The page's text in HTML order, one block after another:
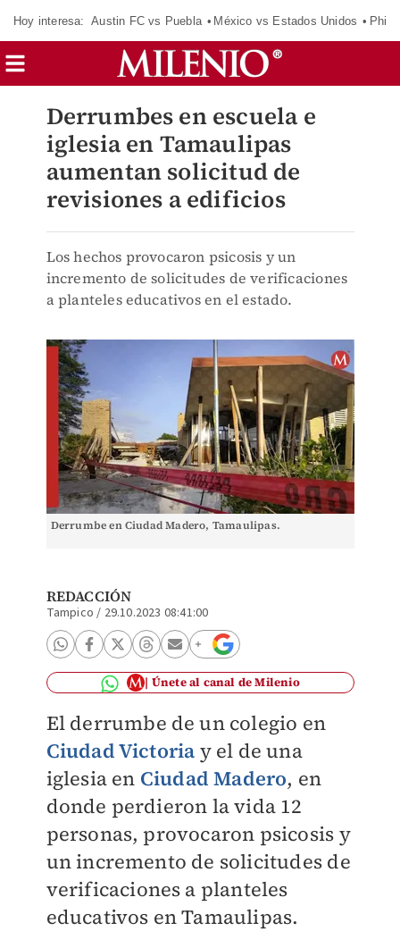
Hoy interesa: Austin FC vs Puebla México vs Estados Unidos
Derrumbes en escuela e
iglesia en Tamaulipas
aumentan solicitud de
revisiones a edificios
Los hechos provocaron psicosis y un
incremento de solicitudes de verificaciones
a planteles educativos en el estado.
Derrumbe en Ciudad Madero, Tamaulipas.
REDACCIÓN
Tampico / 29.10.2023 08:41:00
Únete al canal de Milenio
El derrumbe de un colegio en
Ciudad Victoria y el de una
iglesia en Ciudad Madero, en
donde perdieron la vida 12
personas, provocaron psicosis y
un incremento de solicitudes de
verificaciones a planteles
educativos en Tamaulipas.